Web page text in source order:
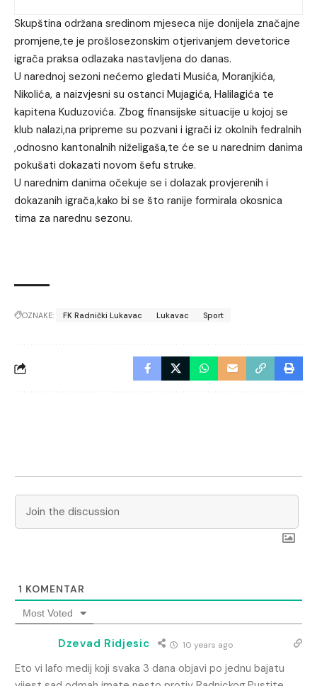
Skupština održana sredinom mjeseca nije donijela značajne
promjene,te je prošlosezonskim otjerivanjem devetorice
igrača praksa odlazaka nastavljena do danas.
U narednoj sezoni nećemo gledati Musića, Moranjkića,
Nikolića, a naizvjesni su ostanci Mujagića, Halilagića te
kapitena Kuduzovića. Zbog finansijske situacije u kojoj se
klub nalazi,na pripreme su pozvani i igrači iz okolnih fedralnih
,odnosno kantonalnih niželigaša,te će se u narednim danima
pokušati dokazati novom šefu struke.
U narednim danima očekuje se i dolazak provjerenih i
dokazanih igrača,kako bi se što ranije formirala okosnica
tima za narednu sezonu.
OZNAKE: FK Radnički Lukavac Lukavac Sport
1 KOMENTAR
Most Voted
Dzevad Ridjesic 10 years ago
Eto vi lafo medij koji svaka 3 dana objavi po jednu bajatu